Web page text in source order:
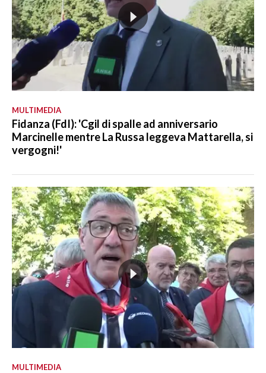
MULTIMEDIA
Fidanza (FdI): 'Cgil di spalle ad anniversario
Marcinelle mentre La Russa leggeva Mattarella, si
vergogni!'
MULTIMEDIA